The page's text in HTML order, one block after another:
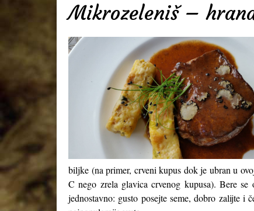
Mikrozeleniš –
biljke (na primer, crveni kupus dok je ubran u
C nego zrela glavica crvenog kupusa). Bere
jednostavno: gusto posejte seme, dobro zalijte